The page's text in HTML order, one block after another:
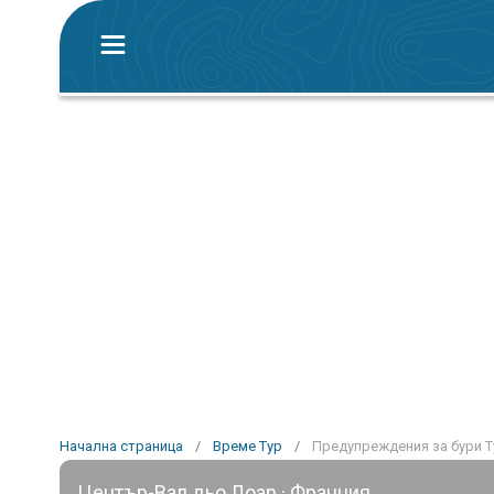
Начална страница / Време Тур / Предупреждения за бури